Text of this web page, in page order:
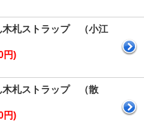
木札ストラップ （小江
円)
木札ストラップ （散
円)